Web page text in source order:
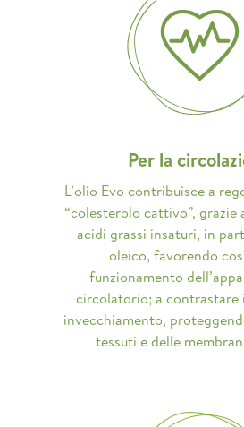
Per la
L’olio Evo contribuisce a
“colesterolo cattivo”, grazie
acidi grassi insaturi, in
oleico, favorendo
funzionamento
circolatorio; a contrastare
invecchiamento,
tessuti e delle